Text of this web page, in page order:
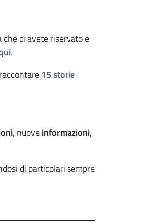
che ci avete riservato e
.
15 storie
, nuoveinformazioni,
di particolari sempre